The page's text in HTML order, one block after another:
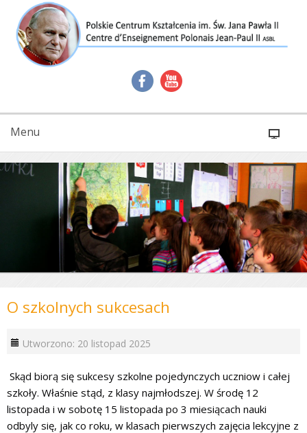
Menu
O szkolnych sukcesach
Utworzono: 20 listopad 2025
Skąd biorą się sukcesy szkolne pojedynczych uczniow i całej
szkoły. Właśnie stąd, z klasy najmłodszej. W środę 12
listopada i w sobotę 15 listopada po 3 miesiącach nauki
odbyly się, jak co roku, w klasach pierwszych zajęcia lekcyjne z